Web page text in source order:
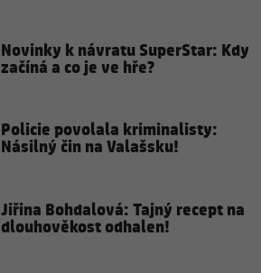
Novinky k návratu SuperStar: Kdy
začíná a co je ve hře?
Policie povolala kriminalisty:
Násilný čin na Valašsku!
Jiřina Bohdalová: Tajný recept na
dlouhověkost odhalen!